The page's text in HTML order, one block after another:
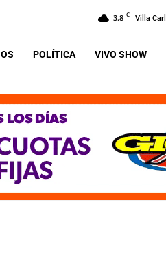
3.8 C Villa
POLÍTICA VIVO SHOW